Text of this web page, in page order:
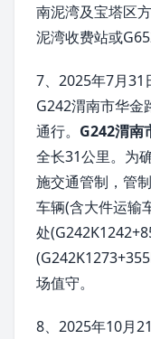
南泥湾及宝塔区
泥湾收费站或
7、2025年7月31
G242渭南市华金
通行。 G242渭南
全长31公里。为
施交通管制，管
车辆(含大件运输
处
场值守。
8、2025年10月